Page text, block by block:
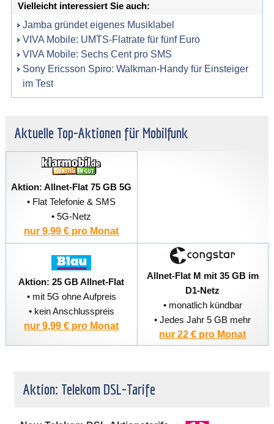
Vielleicht interessiert Sie auch:
Jamba gründet eigenes Musiklabel
VIVA Mobile: UMTS-Flatrate für fünf Euro
VIVA Mobile: Sechs Cent pro SMS
Sony Ericsson Spiro: Walkman-Handy für Einsteiger
im Test
Aktuelle Top-Aktionen für Mobilfunk
Aktion: Allnet-Flat 75 GB 5G
• Flat Telefonie & SMS
• 5G-Netz
nur 9,99 € pro Monat
Aktion: 25 GB Allnet-Flat
• mit 5G ohne Aufpreis
• kein Anschlusspreis
nur 9,99 € pro Monat
Allnet-Flat M mit 35 GB im
D1-Netz
• monatlich kündbar
• Jedes Jahr 5 GB mehr
nur 22 € pro Monat
Aktion: Telekom DSL-Tarife